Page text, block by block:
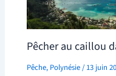
Pêcher au caillou
Pêche, Polynésie/13 juin